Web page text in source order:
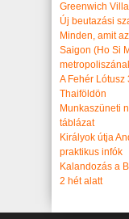
Greenwich
Új beutazási
Minden, amit
Saigon (Ho Si
A Fehér
Thaiföldön
Munkaszüneti
táblázat
Királyok útja
praktikus infók
Kalandozás a
2 hét alatt